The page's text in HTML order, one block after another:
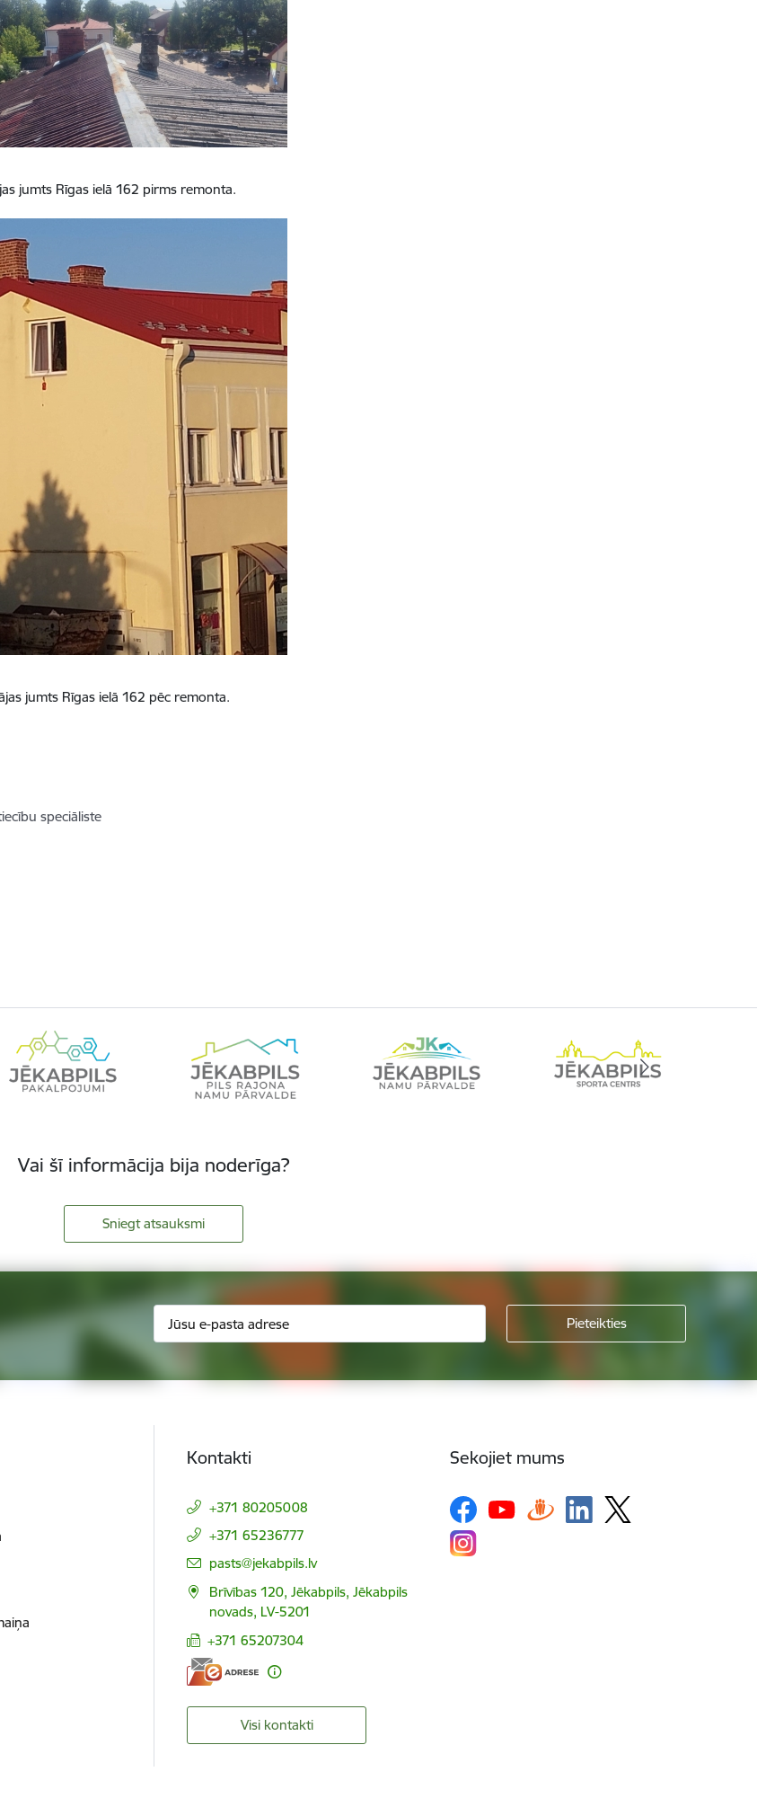
jumts Rīgas ielā 162 pirms remonta.
jumts Rīgas ielā 162 pēc remonta.
speciāliste
Vai šī informācija bija noderīga?
Sniegt atsauksmi
Kontakti
+371 80205008
+371 65236777
E-pasts:
pasts@jekabpils.lv
Brīvības 120, Jēkabpils, Jēkabpils
novads, LV-5201
+371 65207304
Visi kontakti
Sekojiet mums